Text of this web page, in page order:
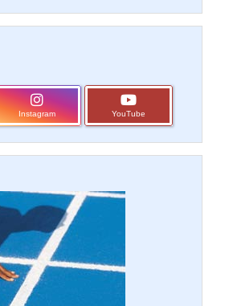
Instagram YouTube